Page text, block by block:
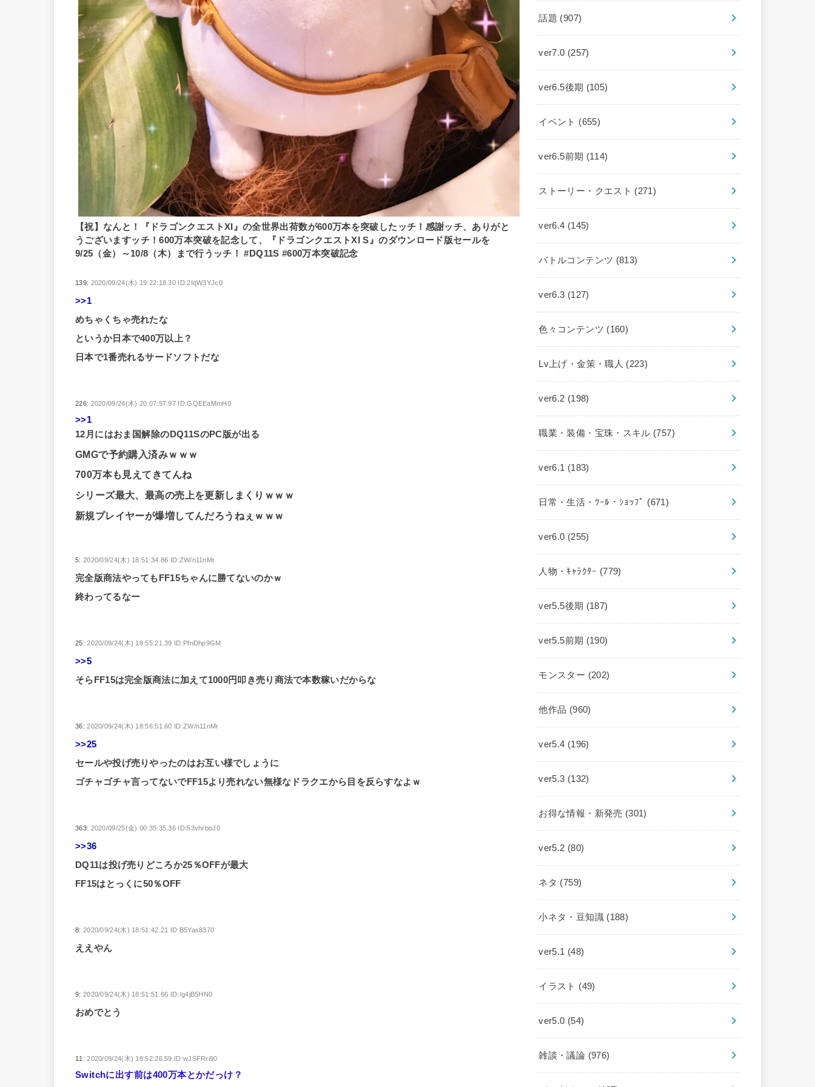
【祝】なんと！『ドラゴンクエストXI』の全世界出荷数が600万本を突破したッチ！感謝ッチ、ありがと
うございますッチ！600万本突破を記念して、『ドラゴンクエストXI S』のダウンロード版セールを
9/25（金）～10/8（木）まで行うッチ！ #DQ11S #600万本突破記念
139: 2020/09/24(木) 19:22:18.30 ID:2IqW3YJc0
>>1
めちゃくちゃ売れたな
というか日本で400万以上？
日本で1番売れるサードソフトだな
226: 2020/09/24(木) 20:07:57.97 ID:GQEEaMmH0
>>1
12月にはおま国解除のDQ11SのPC版が出る
GMGで予約購入済みｗｗｗ
700万本も見えてきてんね
シリーズ最大、最高の売上を更新しまくりｗｗｗ
新規プレイヤーが爆増してんだろうねぇｗｗｗ
5: 2020/09/24(木) 18:51:34.86 ID:ZW/n11nMr
完全版商法やってもFF15ちゃんに勝てないのかｗ
終わってるなー
25:2020/09/24(木) 18:55:21.39 ID:PfnDhp9GM
>>5
そらFF15は完全版商法に加えて1000円叩き売り商法で本数稼いだからな
36:2020/09/24(木) 18:56:51.60 ID:ZW/n11nMr
>>25
セールや投げ売りやったのはお互い様でしょうに
ゴチャゴチャ言ってないでFF15より売れない無様なドラクエから目を反らすなよｗ
363: 2020/09/25(金) 00:35:35.36 ID:53vhrboJ0
>>36
DQ11は投げ売りどころか25％OFFが最大
FF15はとっくに50％OFF
8: 2020/09/24(木) 18:51:42.21 ID:B5Yas8370
ええやん
9: 2020/09/24(木) 18:51:51.66 ID:/g4jB5HN0
おめでとう
11:2020/09/24(木) 18:52:26.59 ID:wJSFRri90
Switchに出す前は400万本とかだっけ？
話題 (907)
ver7.0 (257)
ver6.5後期 (105)
イベント (655)
ver6.5前期 (114)
ストーリー・クエスト (271)
ver6.4 (145)
バトルコンテンツ (813)
ver6.3 (127)
色々コンテンツ (160)
Lv上げ・金策・職人 (223)
ver6.2 (198)
職業・装備・宝珠・スキル (757)
ver6.1 (183)
日常・生活・ﾂｰﾙ・ｼｮｯﾌﾟ (671)
ver6.0 (255)
人物・ｷｬﾗｸﾀｰ (779)
ver5.5後期 (187)
ver5.5前期 (190)
モンスター (202)
他作品 (960)
ver5.4 (196)
ver5.3 (132)
お得な情報・新発売 (301)
ver5.2 (80)
ネタ (759)
小ネタ・豆知識 (188)
ver5.1 (48)
イラスト (49)
ver5.0 (54)
雑談・議論 (976)